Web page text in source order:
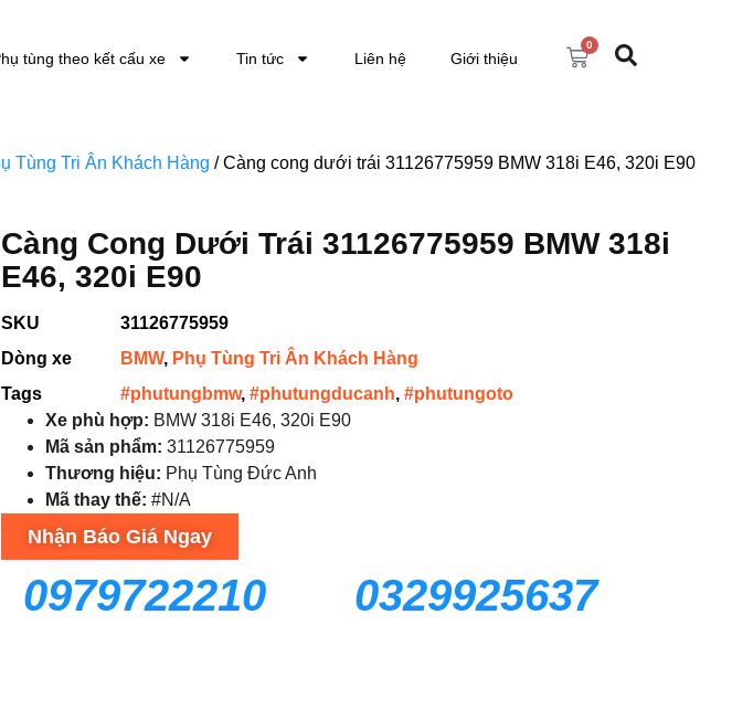
tùng theo kết cấu xe Tin tức Liên hệ Giới thiệu
0
Tùng Tri Ân Khách Hàng / Càng cong dưới trái 31126775959 BMW 318i E46, 320i E90
Càng Cong Dưới Trái 31126775959 BMW 318i
E46, 320i E90
SKU
31126775959
Dòng xe
BMW, Phụ Tùng Tri Ân Khách Hàng
Tags
#phutungbmw, #phutungducanh, #phutungoto
Xe phù hợp: BMW 318i E46, 320i E90
Mã sản phẩm: 31126775959
Thương hiệu: Phụ Tùng Đức Anh
Mã thay thế: #N/A
Nhận Báo Giá Ngay
0979722210 0329925637